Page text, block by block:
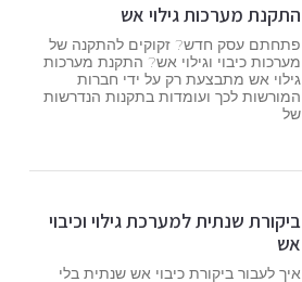
התקנת מערכות גילוי אש
פתחתם עסק חדש? זקוקים להתקנה של
מערכות כיבוי וגילוי אש? התקנת מערכות
גילוי אש מתבצעת רק על ידי חברות
המורשות לכך ועומדות בתקנות הנדרשות
של
ביקורת שנתית למערכת גילוי וכיבוי
אש
איך לעבור ביקורת כיבוי אש שנתית בלי